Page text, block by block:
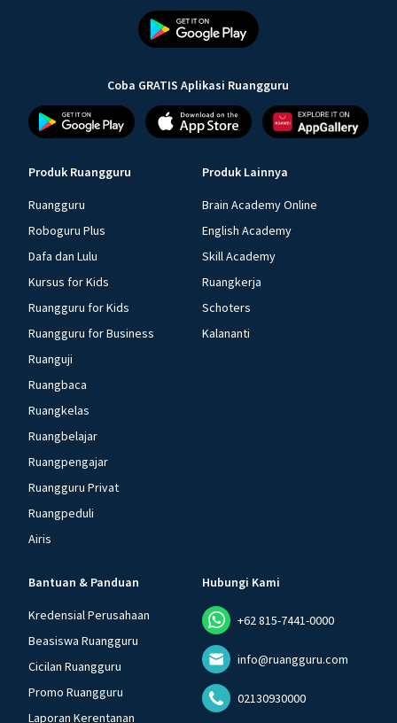
Coba GRATIS Aplikasi Ruangguru
Produk Ruangguru
Ruangguru
Roboguru Plus
Dafa dan Lulu
Kursus for Kids
Ruangguru for Kids
Ruangguru for Business
Ruanguji
Ruangbaca
Ruangkelas
Ruangbelajar
Ruangpengajar
Ruangguru Privat
Ruangpeduli
Airis
Produk Lainnya
Brain Academy Online
English Academy
Skill Academy
Ruangkerja
Schoters
Kalananti
Bantuan & Panduan
Kredensial Perusahaan
Beasiswa Ruangguru
Cicilan Ruangguru
Promo Ruangguru
Laporan Kerentanan
Hubungi Kami
+62 815-7441-0000
info@ruangguru.com
02130930000